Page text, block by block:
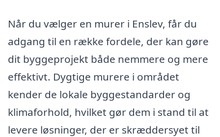
Når du vælger en murer i Enslev, får du
adgang til en række fordele, der kan gøre
dit byggeprojekt både nemmere og mere
effektivt. Dygtige murere i området
kender de lokale byggestandarder og
klimaforhold, hvilket gør dem i stand til at
levere løsninger, der er skræddersyet til